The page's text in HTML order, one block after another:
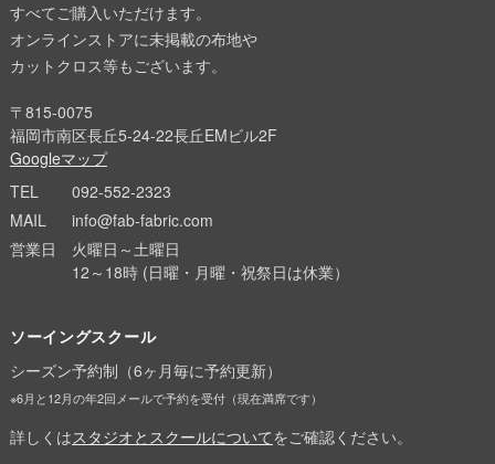
すべてご購入いただけます。
オンラインストアに未掲載の布地や
カットクロス等もございます。
〒815-0075
福岡市南区長丘5-24-22長丘EMビル2F
Googleマップ
TEL
092-552-2323
MAIL
info@fab-fabric.com
営業日
火曜日～土曜日
12～18時 (日曜・月曜・祝祭日は休業）
ソーイングスクール
シーズン予約制（6ヶ月毎に予約更新）
※6月と12月の年2回メールで予約を受付（現在満席です）
詳しくはスタジオとスクールについてをご確認ください。